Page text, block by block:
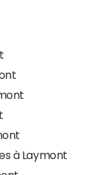
à Laymont